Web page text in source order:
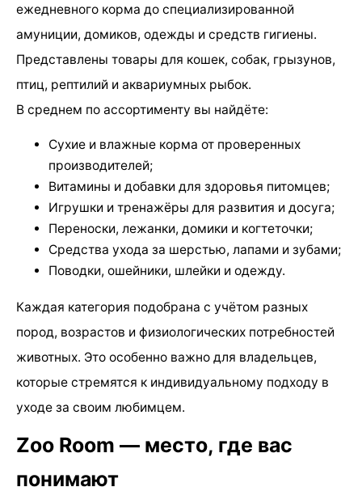
ежедневного корма до специализированной
амуниции, домиков, одежды и средств гигиены.
Представлены товары для кошек, собак, грызунов,
птиц, рептилий и аквариумных рыбок.
В среднем по ассортименту вы найдёте:
Сухие и влажные корма от проверенных
производителей;
Витамины и добавки для здоровья питомцев;
Игрушки и тренажёры для развития и досуга;
Переноски, лежанки, домики и когтеточки;
Средства ухода за шерстью, лапами и зубами;
Поводки, ошейники, шлейки и одежду.
Каждая категория подобрана с учётом разных
пород, возрастов и физиологических потребностей
животных. Это особенно важно для владельцев,
которые стремятся к индивидуальному подходу в
уходе за своим любимцем.
Zoo Room — место, где вас
понимают